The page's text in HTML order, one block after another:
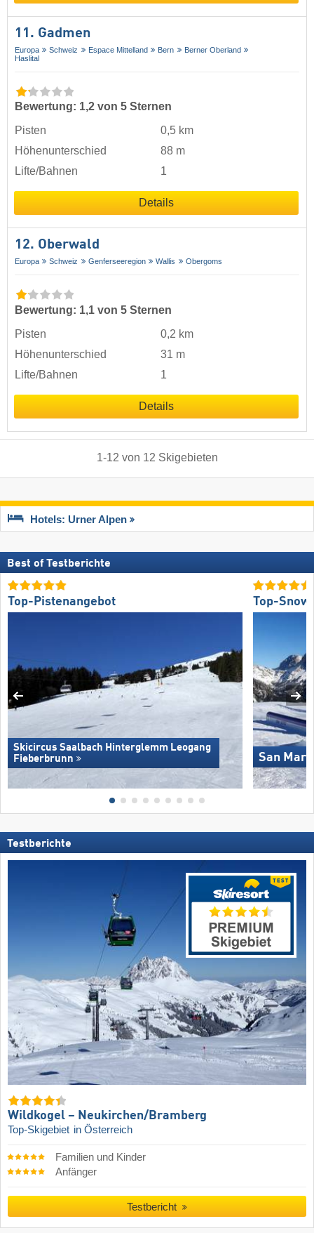
11. Gadmen
Europa Schweiz Espace Mittelland Bern
Berner Oberland
Haslital
Bewertung: 1,2 von 5 Sternen
Pisten
0,5 km
Höhenunterschied
88 m
Lifte/Bahnen
1
Details
12. Oberwald
Europa Schweiz Genferseeregion Wallis Obergoms
Bewertung: 1,1 von 5 Sternen
Pisten
0,2 km
Höhenunterschied
31 m
Lifte/Bahnen
1
Details
1-12 von 12 Skigebieten
Hotels: Urner Alpen
Best of Testberichte
Top-Pistenangebot
Skicircus Saalbach Hinterglemm Leogang
Fieberbrunn
Top-
San
Testberichte
Wildkogel – Neukirchen/​Bramberg
Top-Skigebiet in Österreich
Familien und Kinder
Anfänger
Testbericht